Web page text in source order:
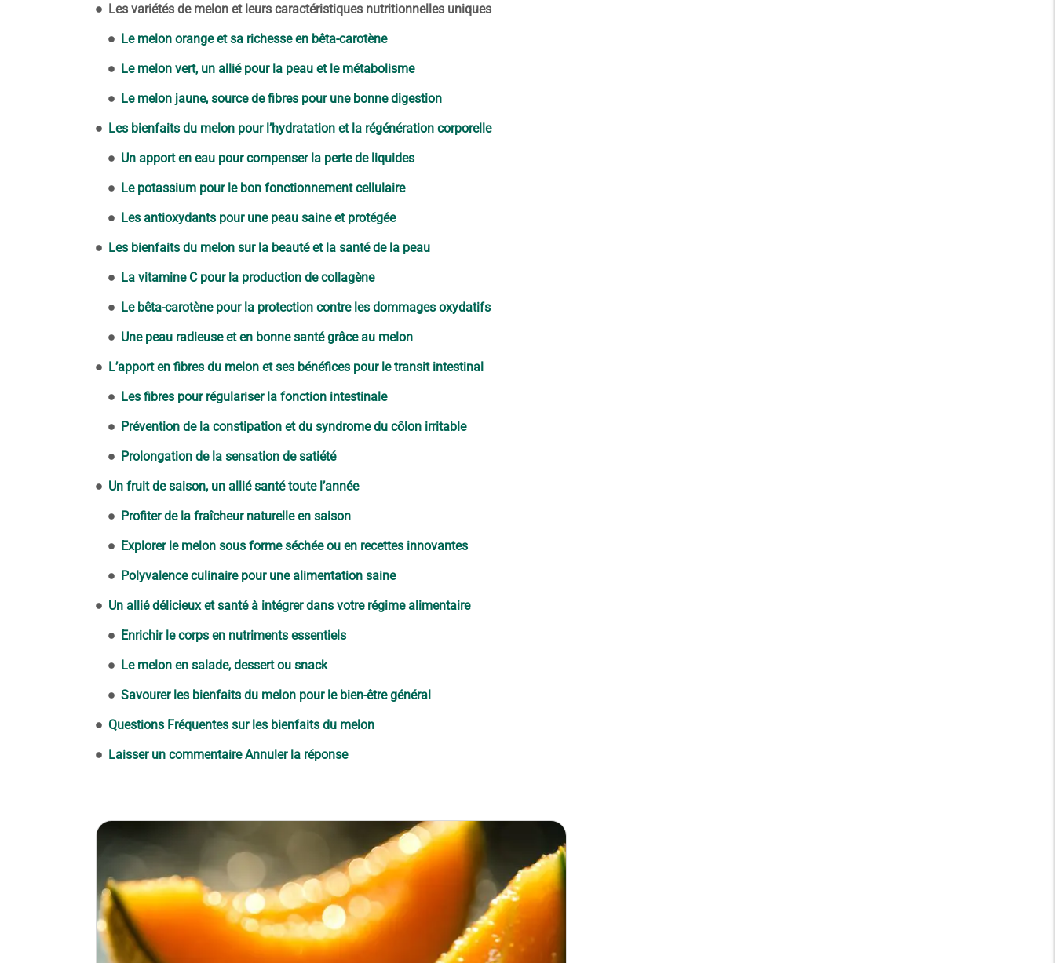
Les variétés de melon et leurs caractéristiques nutritionnelles uniques
Le melon orange et sa richesse en bêta-carotène
Le melon vert, un allié pour la peau et le métabolisme
Le melon jaune, source de fibres pour une bonne digestion
Les bienfaits du melon pour l’hydratation et la régénération corporelle
Un apport en eau pour compenser la perte de liquides
Le potassium pour le bon fonctionnement cellulaire
Les antioxydants pour une peau saine et protégée
Les bienfaits du melon sur la beauté et la santé de la peau
La vitamine C pour la production de collagène
Le bêta-carotène pour la protection contre les dommages oxydatifs
Une peau radieuse et en bonne santé grâce au melon
L’apport en fibres du melon et ses bénéfices pour le transit intestinal
Les fibres pour régulariser la fonction intestinale
Prévention de la constipation et du syndrome du côlon irritable
Prolongation de la sensation de satiété
Un fruit de saison, un allié santé toute l’année
Profiter de la fraîcheur naturelle en saison
Explorer le melon sous forme séchée ou en recettes innovantes
Polyvalence culinaire pour une alimentation saine
Un allié délicieux et santé à intégrer dans votre régime alimentaire
Enrichir le corps en nutriments essentiels
Le melon en salade, dessert ou snack
Savourer les bienfaits du melon pour le bien-être général
Questions Fréquentes sur les bienfaits du melon
Laisser un commentaire Annuler la réponse